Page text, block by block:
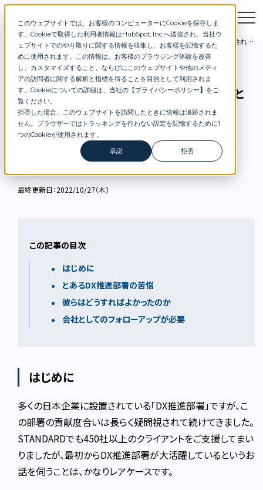
このウェブサイトでは、お客様のコンピューターにCookieを保存しま
す。Cookieで取得した利用者情報はHubSpot, Inc.へ送信され、当社ウ
ェブサイトでのやり取りに関する情報を収集し、お客様を記憶するた
めに使用されます。この情報は、お客様のブラウジング体験を改善
し、カスタマイズすること、ならびにこのウェブサイトや他のメディ
アの訪問者に関する解析と指標を得ることを目的として利用されま
す。Cookieについての詳細は、当社の【プライバシーポリシー】 をご
覧ください。
拒否した場合、このウェブサイトを訪問したときに情報は追跡されま
せん。ブラウザーではトラッキングを行わない設定を記憶するために1
つのCookieが使用されます。
承諾
拒否
お問合せ セミナー 資料DL
DXブログ 成果を出せないDX推進部署の苦悩 〜見落とされがちな役割分担の失敗〜
成果を出せないDX推進部署の苦悩 〜見落と
されがちな役割分担の失敗〜
DX・AIプロジェクト推進
最終更新日：2022/10/27（木）
この記事の目次
はじめに
とあるDX推進部署の苦悩
彼らはどうすればよかったのか
会社としてのフォローアップが必要
はじめに
多くの日本企業に設置されている「DX推進部署」ですが、こ
の部署の貢献度合いは長らく疑問視されて続けてきました。
STANDARDでも450社以上のクライアントをご支援してまい
りましたが、最初からDX推進部署が大活躍しているというお
話を伺うことは、かなりレアケースです。